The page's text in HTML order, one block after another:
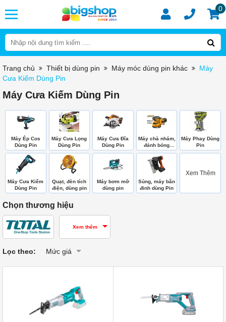
0
Trang chủ Thiết bị dùng pin Máy móc dùng pin khác
Máy
Cưa Kiếm Dùng Pin
Máy Cưa Kiếm Dùng Pin
Máy Ép Cos
Dùng Pin
Máy Cưa Lọng
Dùng Pin
Máy Cưa Đĩa
Dùng Pin
Máy chà nhám,
đánh bóng
dùng Pin
Máy Phay Dùng
Pin
Máy Cưa Kiếm
Dùng Pin
Quạt, đèn tích
điện, dùng pin
Máy bơm mỡ
dùng pin
Súng, máy bắn
đinh dùng Pin
Xem Thêm
Chọn thương hiệu
Xem thêm
Lọc theo: Mức giá